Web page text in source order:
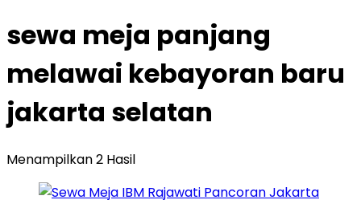
sewa meja panjang
melawai kebayoran baru
jakarta selatan
Menampilkan 2 Hasil